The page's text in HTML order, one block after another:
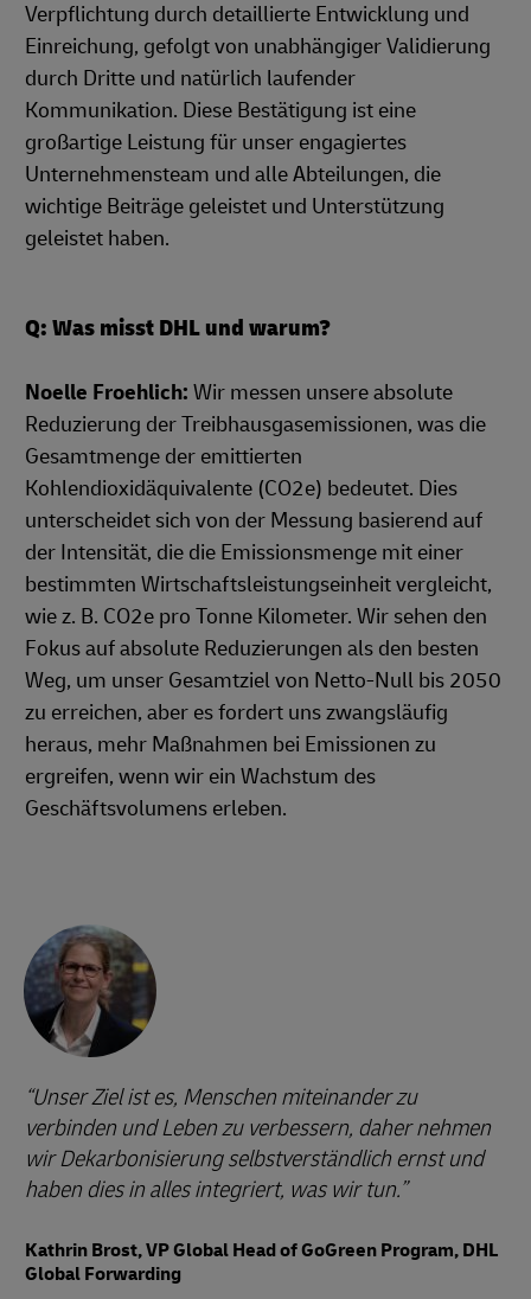
Verpflichtung durch detaillierte Entwicklung und
Einreichung, gefolgt von unabhängiger Validierung
durch Dritte und natürlich laufender
Kommunikation. Diese Bestätigung ist eine
großartige Leistung für unser engagiertes
Unternehmensteam und alle Abteilungen, die
wichtige Beiträge geleistet und Unterstützung
geleistet haben.
Q: Was misst DHL und warum?
Noelle Froehlich: Wir messen unsere absolute
Reduzierung der Treibhausgasemissionen, was die
Gesamtmenge der emittierten
Kohlendioxidäquivalente (CO2e) bedeutet. Dies
unterscheidet sich von der Messung basierend auf
der Intensität, die die Emissionsmenge mit einer
bestimmten Wirtschaftsleistungseinheit vergleicht,
wie z. B. CO2e pro Tonne Kilometer. Wir sehen den
Fokus auf absolute Reduzierungen als den besten
Weg, um unser Gesamtziel von Netto-Null bis 2050
zu erreichen, aber es fordert uns zwangsläufig
heraus, mehr Maßnahmen bei Emissionen zu
ergreifen, wenn wir ein Wachstum des
Geschäftsvolumens erleben.
Unser Ziel ist es, Menschen miteinander zu
verbinden und Leben zu verbessern, daher nehmen
wir Dekarbonisierung selbstverständlich ernst und
haben dies in alles integriert, was wir tun.
Kathrin Brost, VP Global Head of GoGreen Program, DHL
Global Forwarding